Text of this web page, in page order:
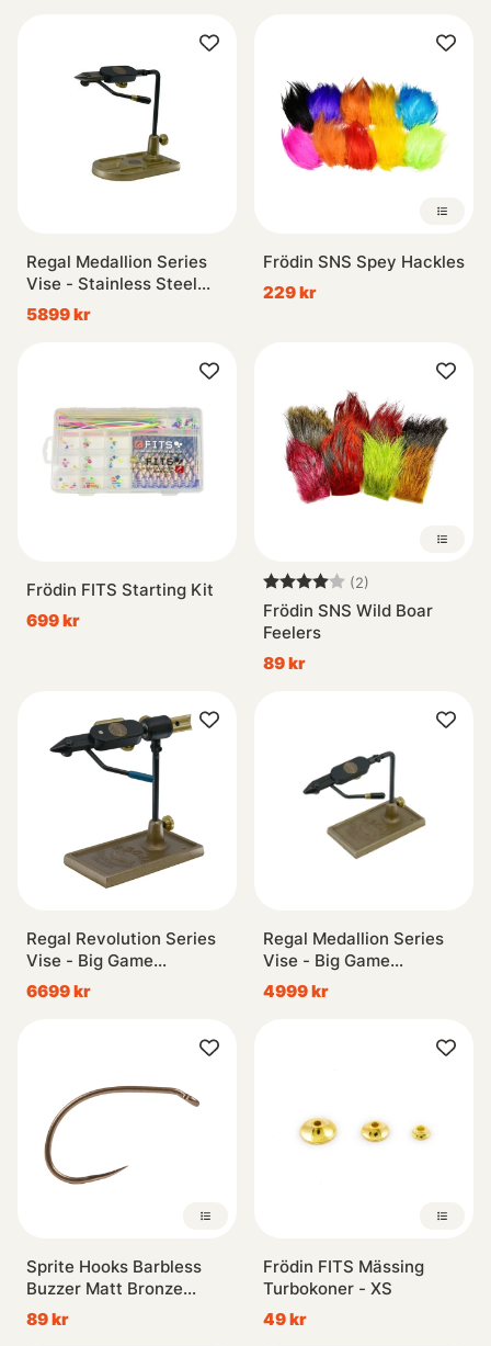
Regal Medallion Series
Vise - Stainless Steel
Jaws/Bronze Pocket
Base
5899 kr
Frödin SNS Spey Hackles
229 kr
Frödin FITS Starting Kit
699 kr
Betyg: (2)
Frödin SNS Wild Boar
Feelers
89 kr
Regal Revolution Series
Vise - Big Game
Head/Bronze Traditional
Base
6699 kr
Regal Medallion Series
Vise - Big Game
Jaws/Bronze Traditional
Base
4999 kr
Sprite Hooks Barbless
Buzzer Matt Bronze
S2100 25-pack
89 kr
Frödin FITS Mässing
Turbokoner - XS
49 kr